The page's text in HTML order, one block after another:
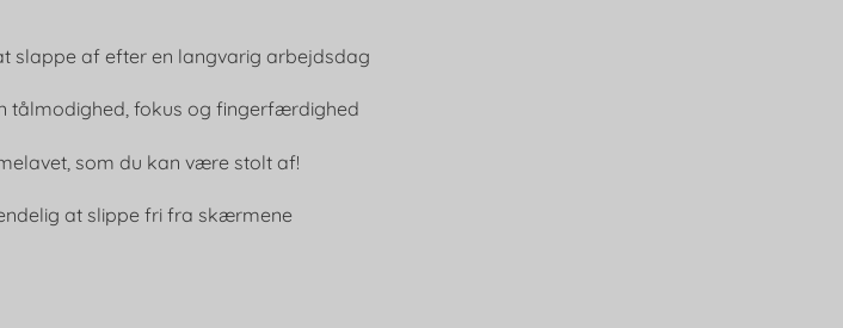
slappe af efter en langvarig arbejdsdag
tålmodighed, fokus og fingerfærdighed
som du kan være stolt af!
at slippe fri fra skærmene